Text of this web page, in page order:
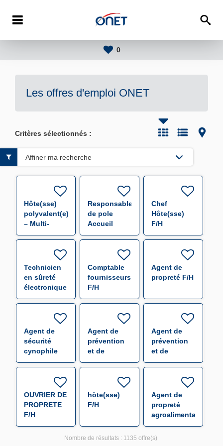
0
Les offres d'emploi ONET
Critères sélectionnés :
Hôte(sse)
polyvalent(e)
– Multi-
postes F/H
Responsable
de pole
Accueil
Chef
Hôte(sse)
F/H
Technicien
en sûreté
électronique
F/H
Comptable
fournisseurs
F/H
Agent de
propreté F/H
Agent de
sécurité
cynophile
F/H
Agent de
prévention
et de
sécurité F/H
Agent de
prévention
et de
sécurité F/H
OUVRIER DE
PROPRETE
F/H
hôte(sse)
F/H
Agent de
propreté
agroalimentaire
F/H
Affiner ma recherche
Nombre de résultats : 1135 offre(s)